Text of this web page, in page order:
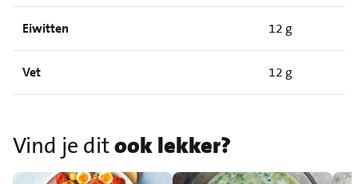
Eiwitten 12 g
Vet 12 g
Vind je ditook lekker?